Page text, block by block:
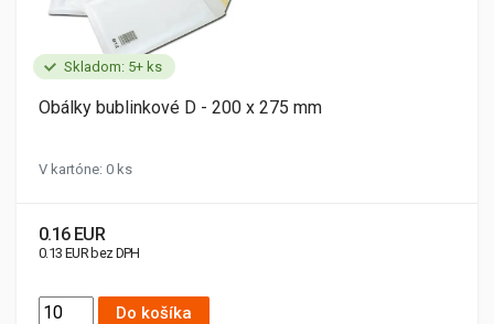
Skladom: 5+ ks
Obálky bublinkové D - 200 x 275 mm
V kartóne: 0 ks
0.16 EUR
0.13 EUR bez DPH
Do košíka